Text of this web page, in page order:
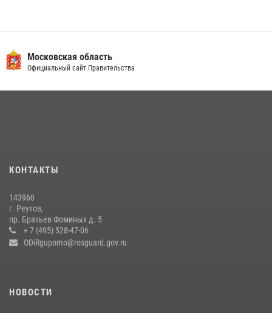
федеральном розыске (видео)
22 июля 2026, 14:15 1
18 июля 2026, 07:03
сотрудников спецподразделений в преодолении полосы
препятствий со стрельбой
14 июля 2026, 15:13
Московская область
Официальный сайт Правительства
КОНТАКТЫ
143960
г. Реутов,
пр. Братьев Фоминых д. 5
+ 7 (495) 528-47-06
ODiRgupomo@rosguard.gov.ru
НОВОСТИ